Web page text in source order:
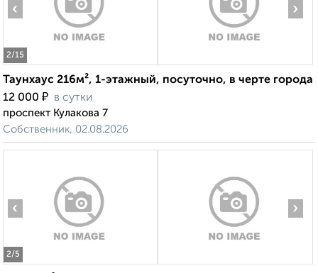
2/15
‹ ›
Таунхаус 216м², 1-этажный, посуточно, в черте города
12 000 ₽ в сутки
проспект Кулакова 7
Собственник, 02.08.2026
2/5
‹ ›